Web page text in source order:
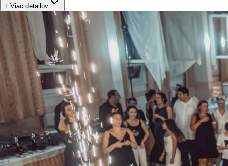
+ Viac detailov